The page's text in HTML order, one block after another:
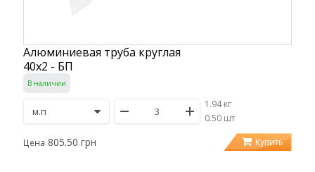
Алюминиевая труба круглая
40х2 - БП
В наличии
1.94 кг
/0.50 шт
Цена 805.50 грн Купить